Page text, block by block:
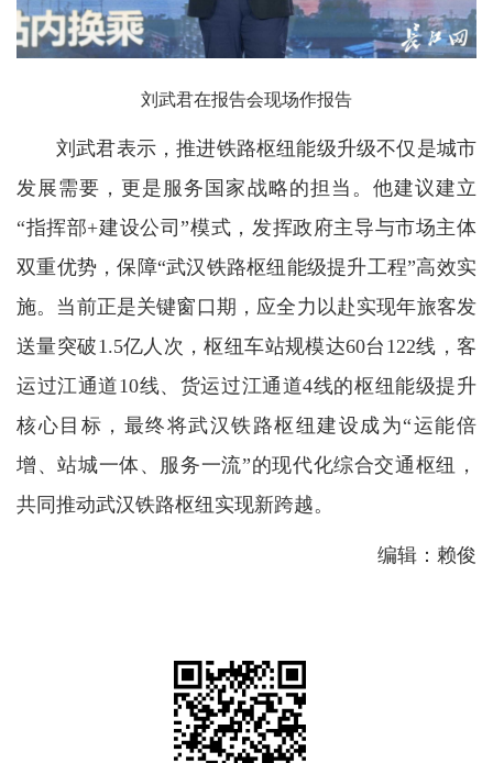
刘武君在报告会现场作报告
刘武君表示，推进铁路枢纽能级升级不仅是城市
发展需要，更是服务国家战略的担当。他建议建立
“指挥部+建设公司”模式，发挥政府主导与市场主体
双重优势，保障“武汉铁路枢纽能级提升工程”高效实
施。当前正是关键窗口期，应全力以赴实现年旅客发
送量突破1.5亿人次，枢纽车站规模达60台122线，客
运过江通道10线、货运过江通道4线的枢纽能级提升
核心目标，最终将武汉铁路枢纽建设成为“运能倍
增、站城一体、服务一流”的现代化综合交通枢纽，
共同推动武汉铁路枢纽实现新跨越。
编辑：赖俊